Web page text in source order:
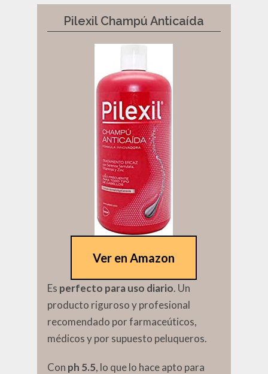
Pilexil Champú Anticaída
Ver en Amazon
Es perfecto para uso diario. Un
producto riguroso y profesional
recomendado por farmaceúticos,
médicos y por supuesto peluqueros.
Con ph 5.5, lo que lo hace apto para